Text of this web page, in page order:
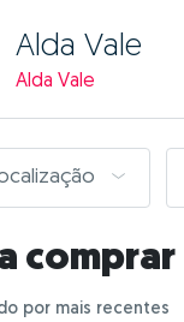
Alda Vale
Alda Vale
comprar
por mais recentes